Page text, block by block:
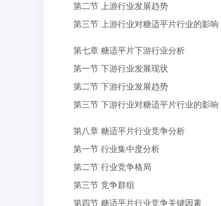
第二节 上游行业发展趋势
第三节 上游行业对糖适平片行业的影响
第七章 糖适平片下游行业分析
第一节 下游行业发展现状
第二节 下游行业发展趋势
第三节 下游行业对糖适平片行业的影响
第八章 糖适平片行业竞争分析
第一节 行业集中度分析
第二节 行业竞争格局
第三节 竞争群组
第四节 糖适平片行业竞争关键因素